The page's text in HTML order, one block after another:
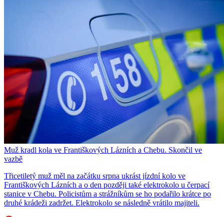
Muž kradl kola ve Františkových Lázních a Chebu. Skončil ve
vazbě
Třicetiletý muž měl na začátku srpna ukrást jízdní kolo ve
Františkových Lázních a o den později také elektrokolo u čerpací
stanice v Chebu. Policistům a strážníkům se ho podařilo krátce po
druhé krádeži zadržet. Elektrokolo se následně vrátilo majiteli.